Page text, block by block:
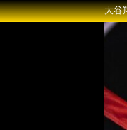
大谷